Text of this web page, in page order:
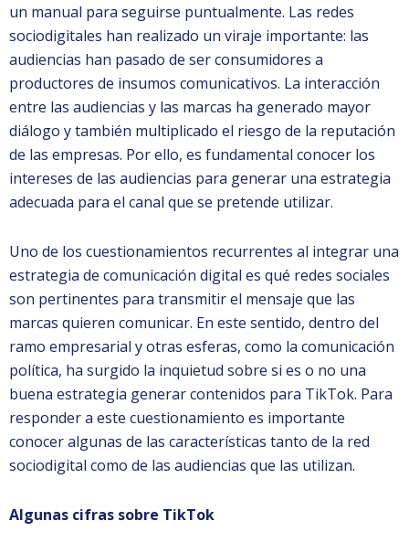
un manual para seguirse puntualmente. Las redes
sociodigitales han realizado un viraje importante: las
audiencias han pasado de ser consumidores a
productores de insumos comunicativos. La interacción
entre las audiencias y las marcas ha generado mayor
diálogo y también multiplicado el riesgo de la reputación
de las empresas. Por ello, es fundamental conocer los
intereses de las audiencias para generar una estrategia
adecuada para el canal que se pretende utilizar.
Uno de los cuestionamientos recurrentes al integrar una
estrategia de comunicación digital es qué redes sociales
son pertinentes para transmitir el mensaje que las
marcas quieren comunicar. En este sentido, dentro del
ramo empresarial y otras esferas, como la comunicación
política, ha surgido la inquietud sobre si es o no una
buena estrategia generar contenidos para TikTok. Para
responder a este cuestionamiento es importante
conocer algunas de las características tanto de la red
sociodigital como de las audiencias que las utilizan.
Algunas cifras sobre TikTok